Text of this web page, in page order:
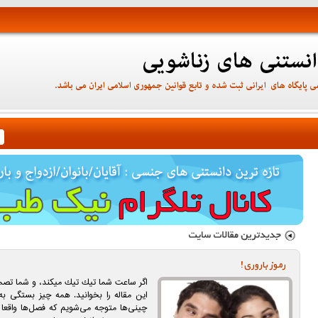
رموز باروری!
اگر ساعت شما تیك تیك میكند، و شما
این مقاله را بخوانید. همه چیز
چینی‌ها متوجه می‌شویم كه فصل‌ها واقعا